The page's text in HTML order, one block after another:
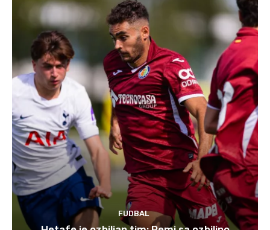
FUDBAL